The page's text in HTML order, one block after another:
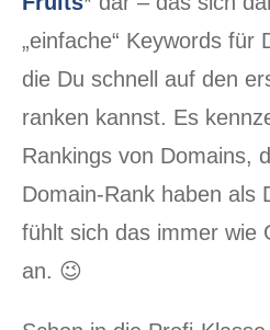
„einfache“ Keywords für
die Du schnell auf den
ranken kannst. Es
Rankings von Domains,
Domain-Rank haben als
fühlt sich das immer wie
an. 😉